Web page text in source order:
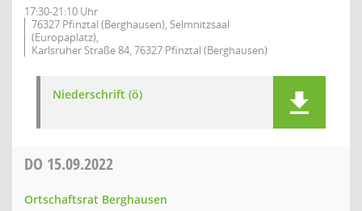
17:30-21:10 Uhr
76327 Pfinztal (Berghausen), Selmnitzsaal
(Europaplatz),
Karlsruher Straße 84, 76327 Pfinztal (Berghausen)
Niederschrift (ö)
DO 15.09.2022
Ortschaftsrat Berghausen